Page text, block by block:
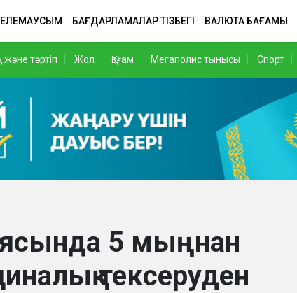
БАҒДАРЛАМАЛАР ТІЗБЕГІ ВАЛЮТА БАҒАМЫ
және тәртіп Жол Қоғам Мегаполис тынысы Спорт
5 мыңнан
тексеруден